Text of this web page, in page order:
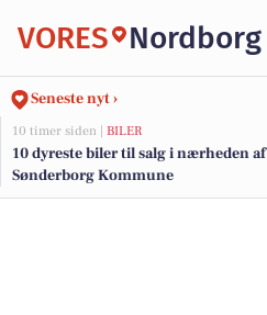
VORES Nordborg
Seneste nyt ›
10 timer siden | BILER
10 dyreste biler til salg i nærheden af
Sønderborg Kommune